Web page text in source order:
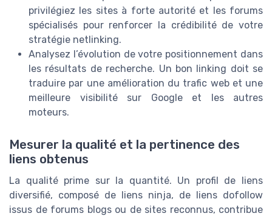
privilégiez les sites à forte autorité et les forums
spécialisés pour renforcer la crédibilité de votre
stratégie netlinking.
Analysez l’évolution de votre positionnement dans
les résultats de recherche. Un bon linking doit se
traduire par une amélioration du trafic web et une
meilleure visibilité sur Google et les autres
moteurs.
Mesurer la qualité et la pertinence des
liens obtenus
La qualité prime sur la quantité. Un profil de liens
diversifié, composé de liens ninja, de liens dofollow
issus de forums blogs ou de sites reconnus, contribue